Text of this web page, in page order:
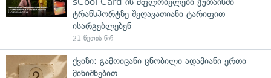
ტრანსპორტზე შეღავათიანი ტარიფით
ისარგებლებენ
21 წუთის წინ
ქვიზი: გამოიცანი ცნობილი ადამიანი ერთი
მინიშნებით